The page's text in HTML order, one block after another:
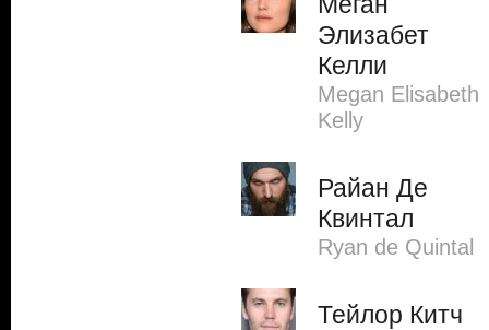
Элизабет
Келли
Megan Elisabeth
Kelly
Райан Де
Квинтал
Ryan de Quintal
Тейлор Китч